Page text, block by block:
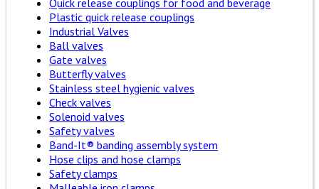
Quick release couplings for food and beverage
Plastic quick release couplings
Industrial Valves
Ball valves
Gate valves
Butterfly valves
Stainless steel hygienic valves
Check valves
Solenoid valves
Safety valves
Band-It® banding assembly system
Hose clips and hose clamps
Safety clamps